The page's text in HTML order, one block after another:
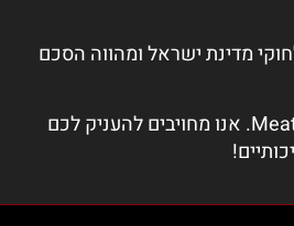
מדינת ישראל ומהווה הסכם
תודה שבחרתם ב-Meat Bone. אנו מחויבים להעניק לכם